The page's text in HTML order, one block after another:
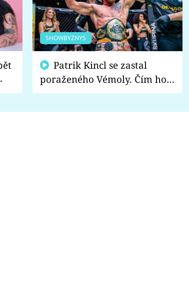
SHOWBYZNYS
poraženého Vémoly. Čím ho
fanoušci naštvali?